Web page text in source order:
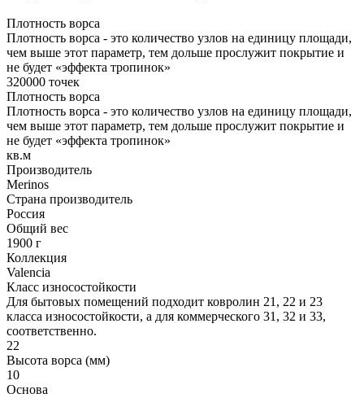
Плотность ворса
Плотность ворса - это количество узлов на единицу площади,
чем выше этот параметр, тем дольше прослужит покрытие и
не будет «эффекта тропинок»
320000 точек
Плотность ворса
Плотность ворса - это количество узлов на единицу площади,
чем выше этот параметр, тем дольше прослужит покрытие и
не будет «эффекта тропинок»
кв.м
Производитель
Merinos
Страна производитель
Россия
Общий вес
1900 г
Коллекция
Valencia
Класс износостойкости
Для бытовых помещений подходит ковролин 21, 22 и 23
класса износостойкости, а для коммерческого 31, 32 и 33,
соответственно.
22
Высота ворса (мм)
10
Основа